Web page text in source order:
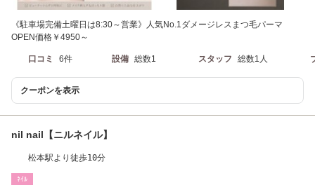
《駐車場完備土曜日は8:30～営業》人気No.1ダメージレスまつ毛パーマ
OPEN価格￥4950～
口コミ 6件 設備 総数1 スタッフ 総数1人
クーポンを表示
nil nail【ニルネイル】
松本駅より徒歩10分
ﾈｲﾙ